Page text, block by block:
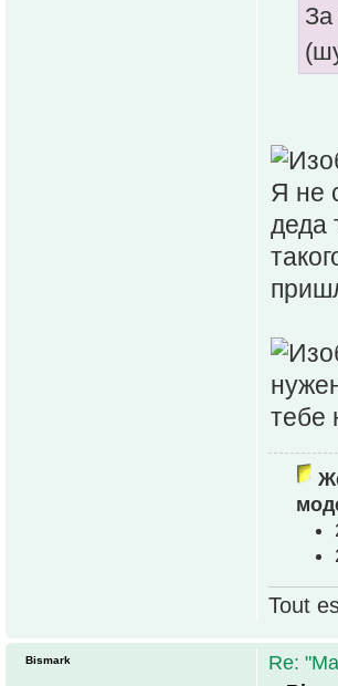
За
Я не
деда
тебе
Tout
Re:
Bismark